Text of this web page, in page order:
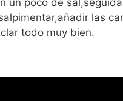
un poco de
las
todo muy bien.